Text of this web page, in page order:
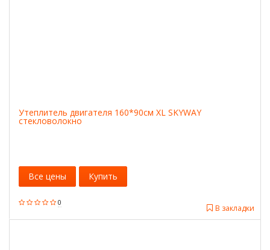
Утеплитель двигателя 160*90см XL SKYWAY
стекловолокно
0
В закладки
Все цены Купить